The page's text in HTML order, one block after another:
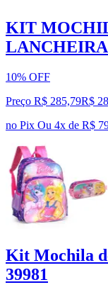
KIT
10% OFF
Preço R$ 285,79R$
no Pix Ou 4x de R$
Kit Mochila
39981